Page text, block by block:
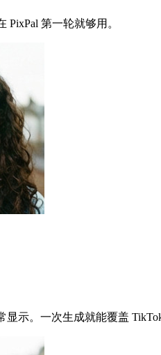
PixPal 第一轮就够用。
示。一次生成就能覆盖 TikTok